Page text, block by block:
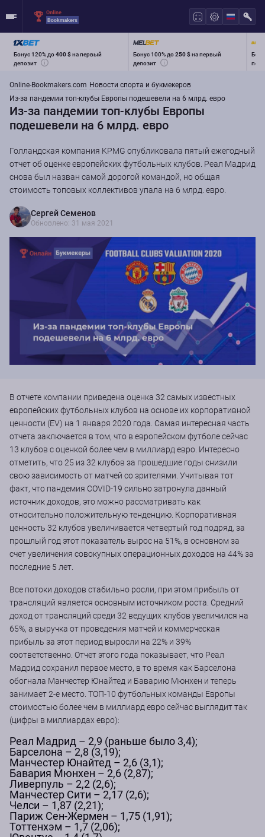
Бонус 120% до400 $на первый
депозит
Бонус 100% до250 $на первый
депозит
Online-Bookmakers.com Новости спорта и букмекеров
Из-за пандемии топ-клубы Европы подешевели на 6 млрд. евро
Из-за пандемии топ-клубы Европы
подешевели на 6 млрд. евро
Голландская компания KPMG опубликовала пятый ежегодный
отчет об оценке европейских футбольных клубов. Реал Мадрид
снова был назван самой дорогой командой, но общая
стоимость топовых коллективов упала на 6 млрд. евро.
Сергей Семенов
Обновлено: 31 мая 2021
В отчете компании приведена оценка 32 самых известных
европейских футбольных клубов на основе их корпоративной
ценности (EV) на 1 января 2020 года. Самая интересная часть
отчета заключается в том, что в европейском футболе сейчас
13 клубов с оценкой более чем в миллиард евро. Интересно
отметить, что 25 из 32 клубов за прошедшие годы снизили
свою зависимость от матчей со зрителями. Учитывая тот
факт, что пандемия COVID-19 сильно затронула данный
источник доходов, это можно рассматривать как
относительно положительную тенденцию. Корпоративная
ценность 32 клубов увеличивается четвертый год подряд, за
прошлый год этот показатель вырос на 51%, в основном за
счет увеличения совокупных операционных доходов на 44% за
последние 5 лет.
Все потоки доходов стабильно росли, при этом прибыль от
трансляций является основным источником роста. Средний
доход от трансляций среди 32 ведущих клубов увеличился на
65%, а выручка от проведения матчей и коммерческая
прибыль за этот период выросли на 22% и 39%
соответственно. Отчет этого года показывает, что Реал
Мадрид сохранил первое место, в то время как Барселона
обогнала Манчестер Юнайтед и Баварию Мюнхен и теперь
занимает 2-е место. ТОП-10 футбольных команды Европы
стоимостью более чем в миллиард евро сейчас выглядит так
(цифры в миллиардах евро):
Реал Мадрид – 2,9 (раньше было 3,4);
Барселона – 2,8 (3,19);
Манчестер Юнайтед – 2,6 (3,1);
Бавария Мюнхен – 2,6 (2,87);
Ливерпуль – 2,2 (2,6);
Манчестер Сити – 2,17 (2,6);
Челси – 1,87 (2,21);
Париж Сен-Жермен – 1,75 (1,91);
Тоттенхэм – 1,7 (2,06);